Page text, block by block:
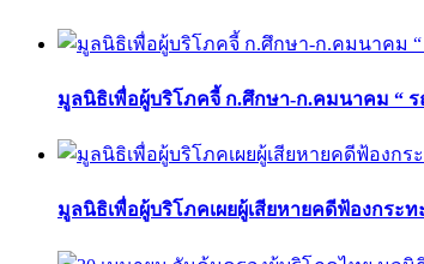
มูลนิธิเพื่อผู้บริโภคจี้ ก.ศึกษา-ก.คมนาคม “
มูลนิธิเพื่อผู้บริโภคเผยผู้เสียหายคดีฟ้องกระ